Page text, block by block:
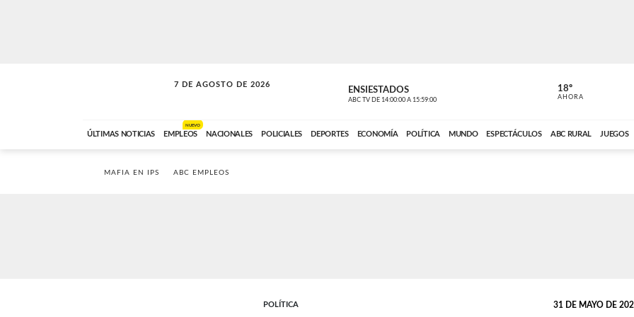
7 DE AGOSTO DE 2026
VITAMINAS ENSIESTADOS
ABC TV DE 14:00:00 A 15:59:00 ABC CARDINAL
18º
AHORA
ÚLTIMAS NOTICIAS EMPLEOS
NUEVO
NACIONALES POLICIALES DEPORTES ECONOMÍA POLÍTICA MUNDO ESPECTÁCULOS ABC RURAL JUEGOS
MAFIA EN IPS ABC EMPLEOS
POLÍTICA 31 DE MAYO DE